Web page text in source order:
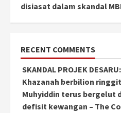
disiasat dalam skandal
RECENT COMMENTS
SKANDAL PROJEK
Khazanah berbilion
Muhyiddin terus bergelut
defisit kewangan – The